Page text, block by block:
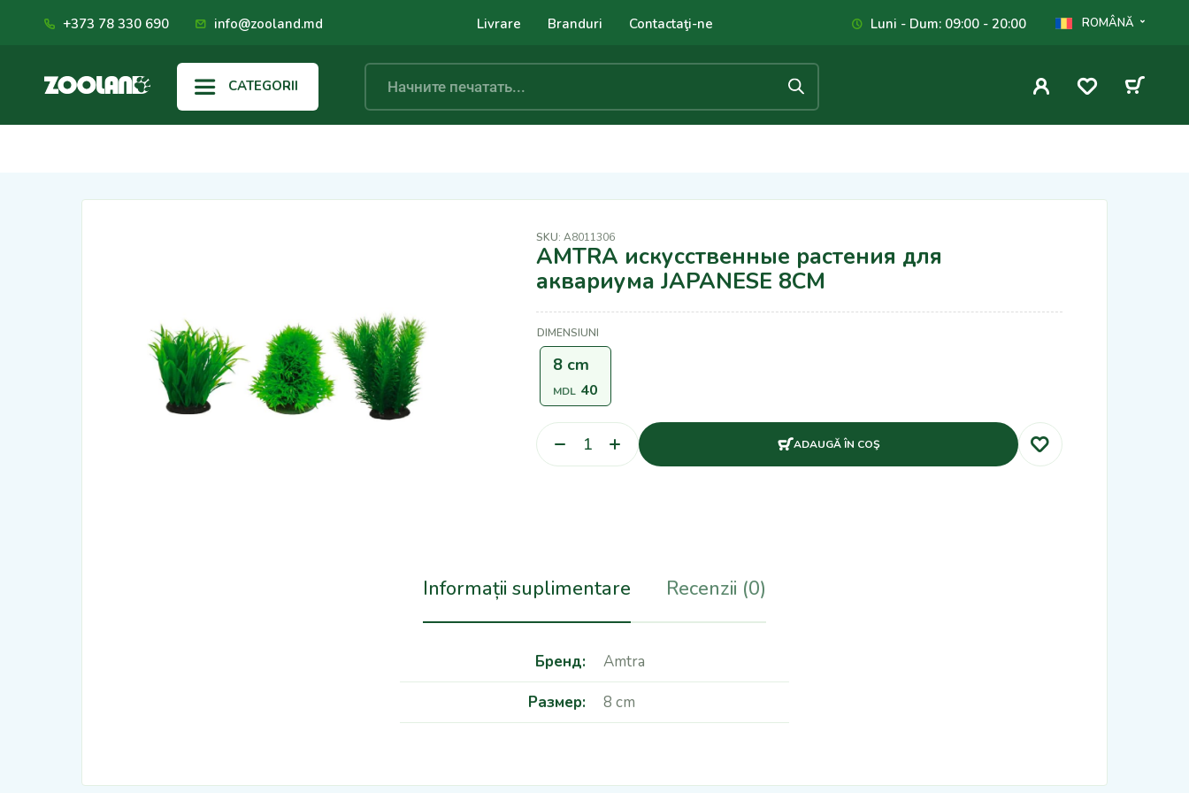
+373 78 330 690 info@zooland.md Livrare Branduri Contactaţi-ne Luni - Dum: 09:00 - 20:00 ROMÂNĂ
CATEGORII
SKU:A8011306
AMTRA искусственные растения для
аквариума JAPANESE 8CM
DIMENSIUNI
8 cm
MDL 40
ADAUGĂ ÎN COŞ
Informații suplimentare Recenzii (0)
Бренд
Amtra
Размер
8 cm